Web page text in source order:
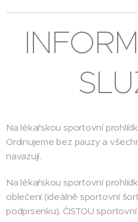
Na lékařskou sportovní
Ordinujeme bez pauzy a
navazují.
Na lékařskou sportovní
oblečení (ideálně sportovní
podprsenku), ČISTOU sportovní